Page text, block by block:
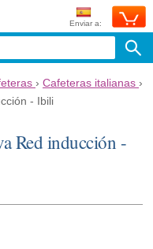
Enviar a:
› Cafeteras italianas ›
- Ibili
Red inducción -